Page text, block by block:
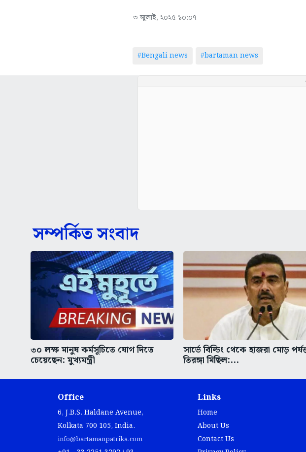
৩ জুলাই, ২০২৫ ১০:০৭
#Bengali news #bartaman news
সম্পর্কিত সংবাদ
৩০ লক্ষ মানুষ কর্মসূচিতে যোগ দিতে
চেয়েছেন: মুখ্যমন্ত্রী
সার্ভে বিল্ডিং থেকে হাজরা মোড়
তিরঙ্গা মিছিল:...
Office
6, J.B.S. Haldane Avenue,
Kolkata 700 105, India.
info@bartamanpatrika.com
Links
Home
About Us
Contact Us